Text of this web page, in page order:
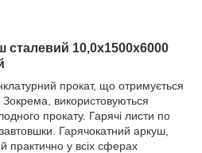
сталевий 10,0х1500х6000
прокат, що отримується
використовуються
прокату. Гарячі листи по
Гарячокатний аркуш,
практично у всіх сферах